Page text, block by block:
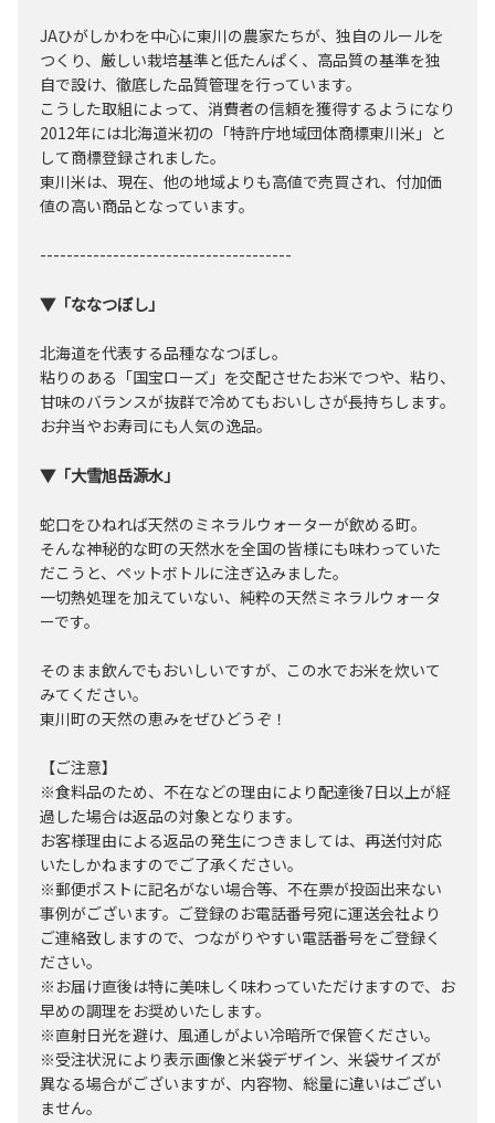
JAひがしかわを中心に東川の農家たちが、独自のルールを
つくり、厳しい栽培基準と低たんぱく、高品質の基準を独
自で設け、徹底した品質管理を行っています。
こうした取組によって、消費者の信頼を獲得するようになり
2012年には北海道米初の「特許庁地域団体商標東川米」と
して商標登録されました。
東川米は、現在、他の地域よりも高値で売買され、付加価
値の高い商品となっています。
--------------------------------------
▼「ななつぼし」
北海道を代表する品種ななつぼし。
粘りのある「国宝ローズ」を交配させたお米でつや、粘り、
甘味のバランスが抜群で冷めてもおいしさが長持ちします。
お弁当やお寿司にも人気の逸品。
▼「大雪旭岳源水」
蛇口をひねれば天然のミネラルウォーターが飲める町。
そんな神秘的な町の天然水を全国の皆様にも味わっていた
だこうと、ペットボトルに注ぎ込みました。
一切熱処理を加えていない、純粋の天然ミネラルウォータ
ーです。
そのまま飲んでもおいしいですが、この水でお米を炊いて
みてください。
東川町の天然の恵みをぜひどうぞ！
【ご注意】
※食料品のため、不在などの理由により配達後7日以上が経
過した場合は返品の対象となります。
お客様理由による返品の発生につきましては、再送付対応
いたしかねますのでご了承ください。
※郵便ポストに記名がない場合等、不在票が投函出来ない
事例がございます。ご登録のお電話番号宛に運送会社より
ご連絡致しますので、つながりやすい電話番号をご登録く
ださい。
※お届け直後は特に美味しく味わっていただけますので、お
早めの調理をお奨めいたします。
※直射日光を避け、風通しがよい冷暗所で保管ください。
※受注状況により表示画像と米袋デザイン、米袋サイズが
異なる場合がございますが、内容物、総量に違いはござい
ません。